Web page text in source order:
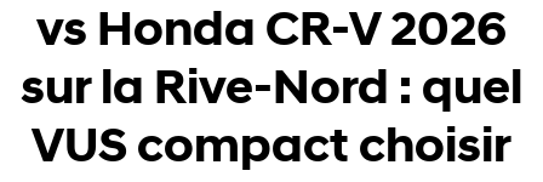
vs Honda CR-V 2026
sur la Rive-Nord : quel
VUS compact choisir